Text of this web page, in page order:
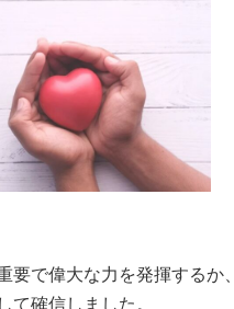
要で偉大な力を発揮するか、
て確信しました。